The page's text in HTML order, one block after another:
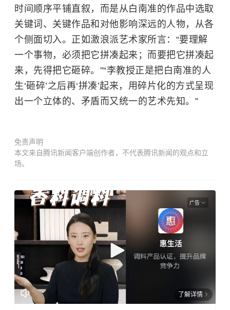
时间顺序平铺直叙，而是从白南准的作品中选取
关键词、关键作品和对他影响深远的人物，从各
个侧面切入。正如激浪派艺术家所言：“要理解
一个事物，必须把它拼凑起来；而要把它拼凑起
来，先得把它砸碎。”“李教授正是把白南准的人
生‘砸碎’之后再‘拼凑’起来，用碎片化的方式呈现
出一个立体的、矛盾而又统一的艺术先知。”
免责声明
本文来自腾讯新闻客户端创作者，不代表腾讯新闻的观点和立
场。
广告
了解详情